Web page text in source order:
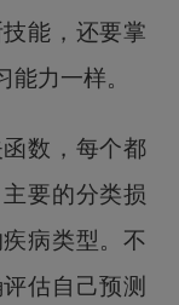
能，还要掌
力一样。
数，每个都
要的分类损
病类型。不
估自己预测